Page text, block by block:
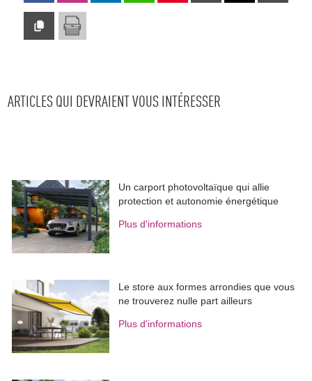
ARTICLES QUI DEVRAIENT VOUS INTÉRESSER
Un carport photovoltaïque qui allie
protection et autonomie énergétique
Plus d'informations
Le store aux formes arrondies que vous
ne trouverez nulle part ailleurs
Plus d'informations